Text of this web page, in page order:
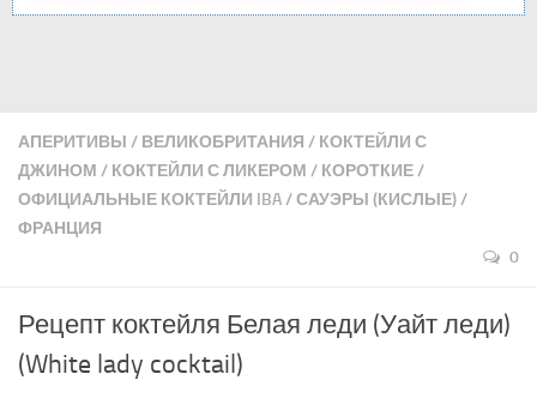
АПЕРИТИВЫ / ВЕЛИКОБРИТАНИЯ / КОКТЕЙЛИ С
ДЖИНОМ / КОКТЕЙЛИ С ЛИКЕРОМ / КОРОТКИЕ/
ОФИЦИАЛЬНЫЕ КОКТЕЙЛИ IBA/САУЭРЫ (КИСЛЫЕ)/
ФРАНЦИЯ
0
Рецепт коктейля Белая леди (Уайт леди)
(White lady cocktail)